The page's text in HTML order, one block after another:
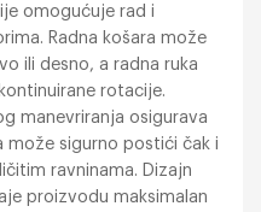
omogućuje rad i
Radna košara može
ili desno, a radna ruka
rotacije.
manevriranja osigurava
može sigurno postići čak i
ravninama. Dizajn
proizvodu maksimalan